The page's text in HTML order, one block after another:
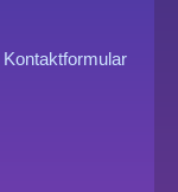
Kontaktformular